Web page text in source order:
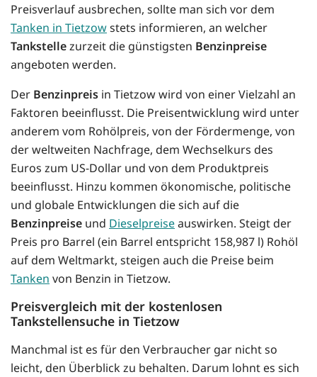
Preisverlauf ausbrechen, sollte man sich vor dem
Tanken in Tietzowstets informieren, an welcher
Tankstellezurzeit die günstigsten Benzinpreise
angeboten werden.
Der Benzinpreis in Tietzow wird von einer Vielzahl an
Faktoren beeinflusst. Die Preisentwicklung wird unter
anderem vom Rohölpreis, von der Fördermenge, von
der weltweiten Nachfrage, dem Wechselkurs des
Euros zum US-Dollar und von dem Produktpreis
beeinflusst. Hinzu kommen ökonomische, politische
und globale Entwicklungen die sich auf die
Benzinpreise und Dieselpreiseauswirken. Steigt der
Preis pro Barrel (ein Barrel entspricht 158,987 l) Rohöl
auf dem Weltmarkt, steigen auch die Preise beim
Tanken von Benzin in Tietzow.
Preisvergleich mit der kostenlosen
Tankstellensuche in Tietzow
Manchmal ist es für den Verbraucher gar nicht so
leicht, den Überblick zu behalten. Darum lohnt es sich